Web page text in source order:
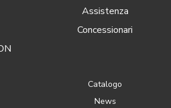
Assistenza
Concessionari
Catalogo
News